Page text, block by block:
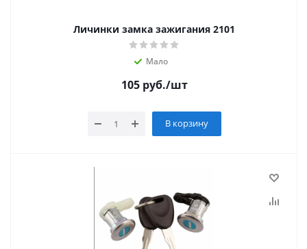
Личинки замка зажигания 2101
Мало
105руб./шт
В корзину